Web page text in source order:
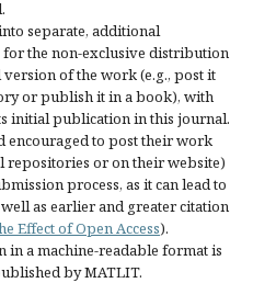
separate, additional
for the non-exclusive distribution
of the work (e.g., post it
or publish it in a book), with
initial publication in this journal.
encouraged to post their work
repositories or on their website)
process, as it can lead to
as earlier and greater citation
Effect of Open Access).
in a machine-readable format is
by MATLIT.